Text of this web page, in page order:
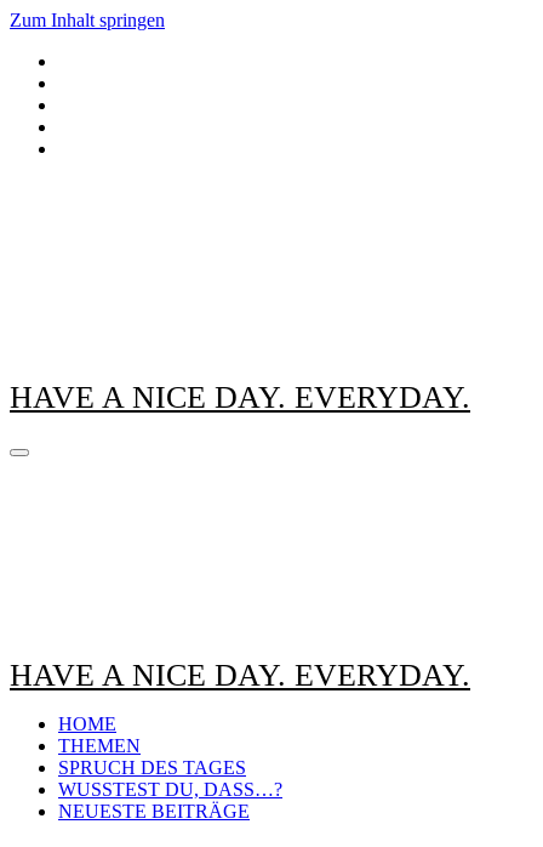
Zum Inhalt springen
HAVE A NICE DAY. EVERYDAY.
HAVE A NICE DAY. EVERYDAY.
HOME
THEMEN
SPRUCH DES TAGES
WUSSTEST DU, DASS…?
NEUESTE BEITRÄGE